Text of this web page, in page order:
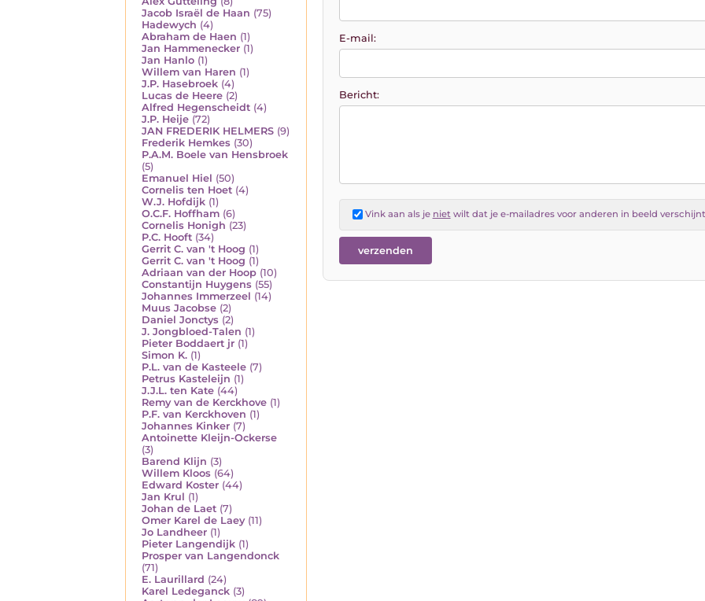
Jacob Israël de Haan (75)
Hadewych (4)
Abraham de Haen (1)
Jan Hammenecker (1)
Jan Hanlo (1)
Willem van Haren (1)
J.P. Hasebroek (4)
Lucas de Heere (2)
Alfred Hegenscheidt (4)
J.P. Heije (72)
JAN FREDERIK HELMERS (9)
Frederik Hemkes (30)
P.A.M. Boele van Hensbroek
(5)
Emanuel Hiel (50)
Cornelis ten Hoet (4)
W.J. Hofdijk (1)
O.C.F. Hoffham (6)
Cornelis Honigh (23)
P.C. Hooft (34)
Gerrit C. van 't Hoog (1)
Gerrit C. van 't Hoog (1)
Adriaan van der Hoop (10)
Constantijn Huygens (55)
Johannes Immerzeel (14)
Muus Jacobse (2)
Daniel Jonctys (2)
J. Jongbloed-Talen (1)
Pieter Boddaert jr (1)
Simon K. (1)
P.L. van de Kasteele (7)
Petrus Kasteleijn (1)
J.J.L. ten Kate (44)
Remy van de Kerckhove (1)
P.F. van Kerckhoven (1)
Johannes Kinker (7)
Antoinette Kleijn-Ockerse
(3)
Barend Klijn (3)
Willem Kloos (64)
Edward Koster (44)
Jan Krul (1)
Johan de Laet (7)
Omer Karel de Laey (11)
Jo Landheer (1)
Pieter Langendijk (1)
Prosper van Langendonck
(71)
E. Laurillard (24)
Karel Ledeganck (3)
E-mail:
Bericht:
Vink aan als je niet wilt dat je e-mailadres voor anderen in beeld verschijnt